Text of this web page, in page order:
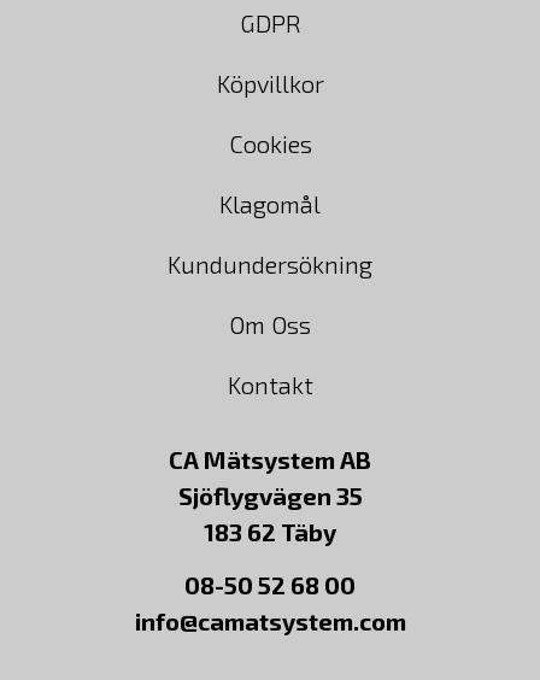
GDPR
Köpvillkor
Cookies
Klagomål
Kundundersökning
Om Oss
Kontakt
CA Mätsystem AB
Sjöflygvägen 35
183 62 Täby
08-50 52 68 00
info@camatsystem.com